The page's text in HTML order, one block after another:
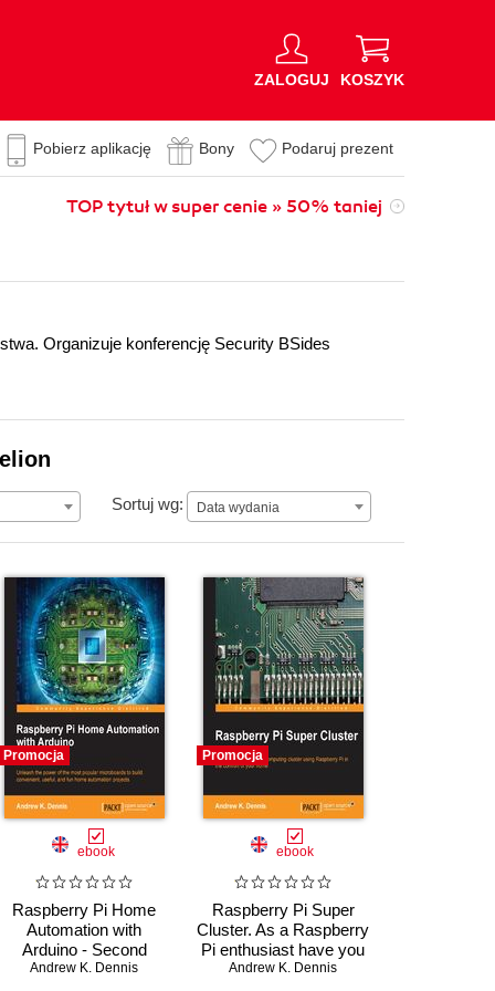
ZALOGUJ KOSZYK
Pobierz aplikację Bony Podaruj prezent
TOP tytuł w super cenie » 50% taniej
Organizuje konferencję Security BSides
Sortuj wg: Data wydania
Data wydania
Promocja
ebook
Raspberry Pi Home
Automation with
Arduino - Second
Edition. Unleash the
Andrew K. Dennis
Promocja
ebook
Raspberry Pi Super
Cluster. As a Raspberry
Pi enthusiast have you
ever considered
Andrew K. Dennis